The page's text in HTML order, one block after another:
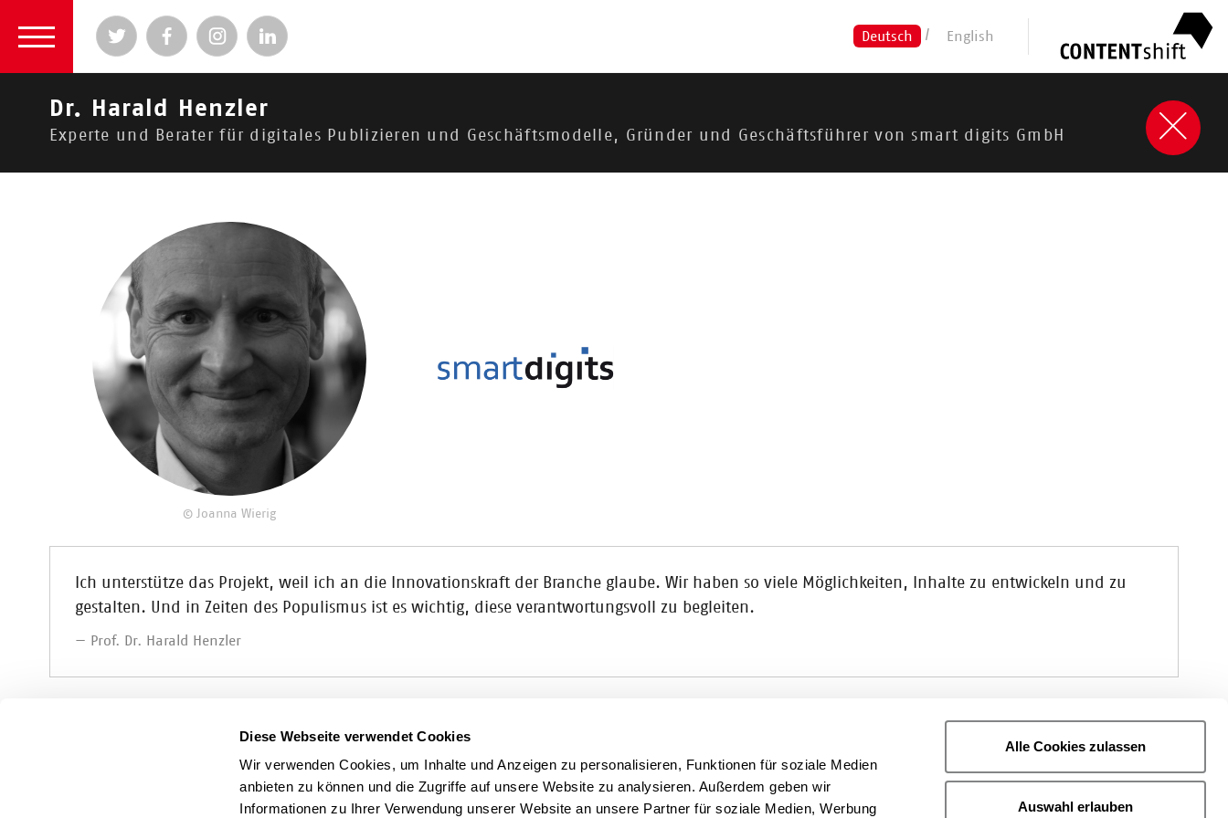
Diese Webseite verwendet Cookies
Wir verwenden Cookies, um Inhalte und Anzeigen zu personalisieren, Funktionen für soziale Medien
anbieten zu können und die Zugriffe auf unsere Website zu analysieren. Außerdem geben wir
Informationen zu Ihrer Verwendung unserer Website an unsere Partner für soziale Medien, Werbung
Alle Cookies zulassen
Auswahl erlauben
Deutsch English
Dr. Harald Henzler
Experte und Berater für digitales Publizieren und Geschäftsmodelle, Gründer und Geschäftsführer von smart digits GmbH
© Joanna Wierig
Ich unterstütze das Projekt, weil ich an die Innovationskraft der Branche glaube. Wir haben so viele Möglichkeiten, Inhalte zu entwickeln und zu
gestalten. Und in Zeiten des Populismus ist es wichtig, diese verantwortungsvoll zu begleiten.
Prof. Dr. Harald Henzler
Prof. Dr. Harald Henzler ist Professor für digitale Kommunikation und Change an der Internationalen Hochschule SDI
in München und forscht unter
anderem zu den Themen KI und welche Methoden am besten geeignet sind, um digitale Geschäftsmodelle zu entwickeln.